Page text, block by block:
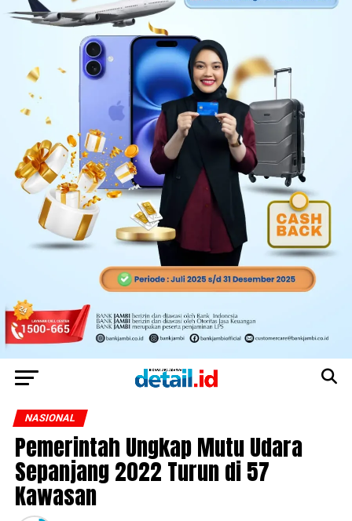
NASIONAL
Pemerintah Ungkap Mutu Udara
Sepanjang 2022 Turun di 57
Kawasan